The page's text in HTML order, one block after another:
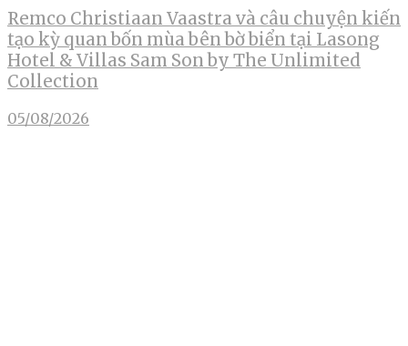
Remco Christiaan Vaastra và câu chuyện kiến
tạo kỳ quan bốn mùa bên bờ biển tại Lasong
Hotel & Villas Sam Son by The Unlimited
Collection
05/08/2026